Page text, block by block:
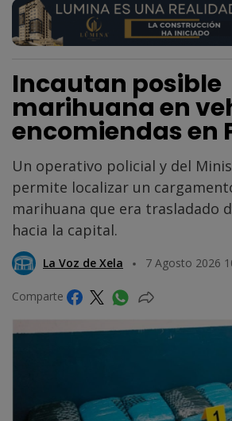
Incautan posible
marihuana en
encomiendas en
Un operativo policial y del
permite localizar un
marihuana que era trasladado
hacia la capital.
La Voz de Xela 7 Agosto 2026
Comparte